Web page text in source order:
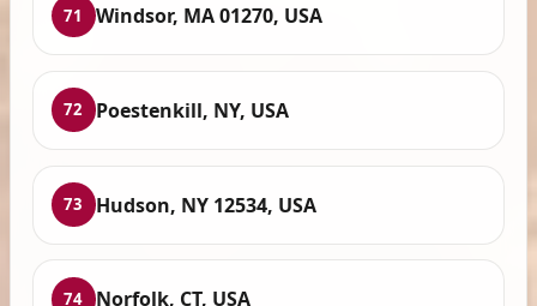
71 Windsor, MA 01270, USA
72 Poestenkill, NY, USA
73 Hudson, NY 12534, USA
74 Norfolk, CT, USA